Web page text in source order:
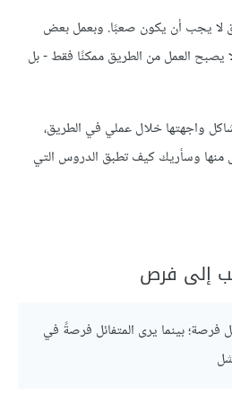
لا يجب أن يكون صعبًا. وبعمل بعض
يصبح العمل من الطريق ممكنًا فقط - بل
في منشور اليوم 4 مشاكل واجهتها خلال عملي في الطريق،
وسأريك كيف تطبق الدروس التي
بينما يرى المتفائل فرصةً في